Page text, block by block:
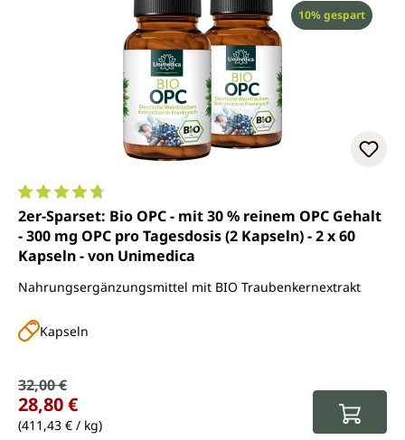
Rabatt
10% gespart
Durchschnittliche Bewertung von 4.7 von 5 Sternen
2er-Sparset: Bio OPC - mit 30 % reinem OPC Gehalt
- 300 mg OPC pro Tagesdosis (2 Kapseln) - 2 x 60
Kapseln - von Unimedica
Nahrungsergänzungsmittel mit BIO Traubenkernextrakt
Kapseln
Verkaufspreis:
Regulärer Preis:
32,00 €
28,80 €
(411,43 € / kg)